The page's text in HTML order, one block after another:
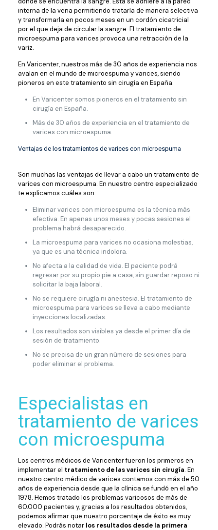
interna de la vena permitiendo tratarla de manera selectiva
y transformarla en pocos meses en un cordón cicatricial
por el que deja de circular la sangre. El tratamiento de
microespuma para varices provoca una retracción de la
variz.
En Varicenter, nuestros más de 30 años de experiencia nos
avalan en el mundo de microespuma y varices, siendo
pioneros en este tratamiento sin cirugía en España.
En Varicenter somos pioneros en el tratamiento sin
cirugía en España.
Más de 30 años de experiencia en el tratamiento de
varices con microespuma.
Ventajas de los tratamientos de varices con microespuma
Son muchas las ventajas de llevar a cabo un tratamiento de
varices con microespuma. En nuestro centro especializado
te explicamos cuáles son:
Eliminar varices con microespuma es la técnica más
efectiva. En apenas unos meses y pocas sesiones el
problema habrá desaparecido.
La microespuma para varices no ocasiona molestias,
ya que es una técnica indolora.
No afecta a la calidad de vida. El paciente podrá
regresar por su propio pie a casa, sin guardar reposo ni
solicitar la baja laboral.
No se requiere cirugía ni anestesia. El tratamiento de
microespuma para varices se lleva a cabo mediante
inyecciones localizadas.
Los resultados son visibles ya desde el primer día de
sesión de tratamiento.
No se precisa de un gran número de sesiones para
poder eliminar el problema.
Especialistas en
tratamiento de varices
con microespuma
Los centros médicos de Varicenter fueron los primeros en
implementar el tratamiento de las varices sin cirugía. En
nuestro centro médico de varices contamos con más de 50
años de experiencia desde que la clínica se fundó en el año
1978. Hemos tratado los problemas varicosos de más de
60.000 pacientes y, gracias a los resultados obtenidos,
podemos afirmar que nuestro porcentaje de éxito es muy
elevado. Podrás notar los resultados desde la primera